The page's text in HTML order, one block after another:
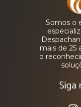
Somos o
mais de 25
o
Siga